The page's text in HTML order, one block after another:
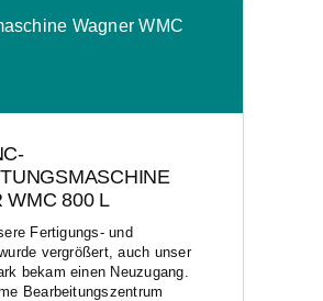
Wagner WMC
WMC 800 L
Fertigungs- und
vergrößert, auch unser
bekam einen Neuzugang.
Bearbeitungszentrum